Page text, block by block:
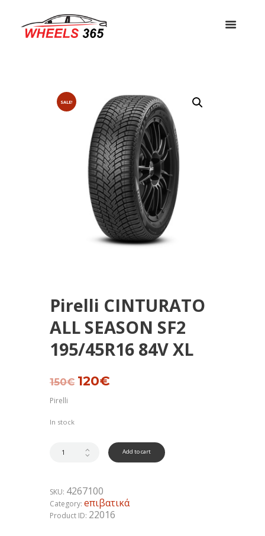
SALE!
Pirelli CINTURATO
ALL SEASON SF2
195/45R16 84V XL
150€ Original
120€Current
Pirelli
In stock
Add to cart
SKU: 4267100
Category: eπιβατικά
Product ID: 22016